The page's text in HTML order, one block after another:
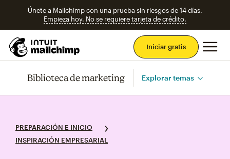
Únete a Mailchimp con una prueba sin riesgos de 14 días.
Empieza hoy. No se requiere tarjeta de crédito.
Iniciar gratis
Biblioteca de marketing Explorar temas
PREPARACIÓN E INICIO
INSPIRACIÓN EMPRESARIAL